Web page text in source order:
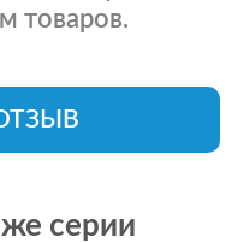
товаров.
серии